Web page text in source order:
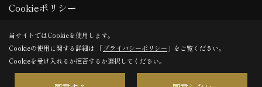
Copyright (c) 共和木材工業株式会社. All Rights Reserved.
Produced byゴデスクリエイト
Cookieポリシー
当サイトではCookieを使用します。
Cookieの使用に関する詳細は 「プライバシーポリシー 」をご覧ください。
Cookieを受け入れるか拒否するか選択してください。